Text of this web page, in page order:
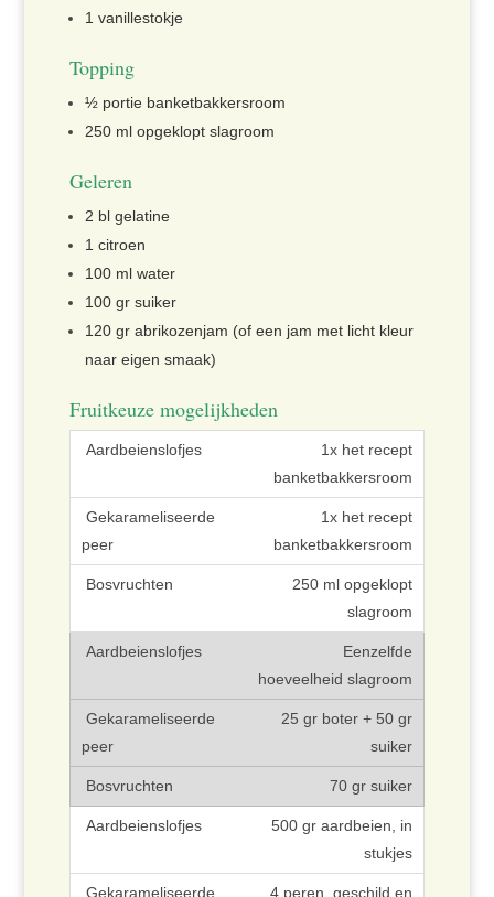
1 vanillestokje
Topping
½ portie banketbakkersroom
250 ml opgeklopt slagroom
Geleren
2 bl gelatine
1 citroen
100 ml water
100 gr suiker
120 gr abrikozenjam (of een jam met licht kleur
naar eigen smaak)
Fruitkeuze mogelijkheden
1x het recept
banketbakkersroom
1x het recept
banketbakkersroom
250 ml opgeklopt
slagroom
Eenzelfde
hoeveelheid slagroom
25 gr boter + 50 gr
suiker
70 gr suiker
500 gr aardbeien, in
stukjes
4 peren, geschild en